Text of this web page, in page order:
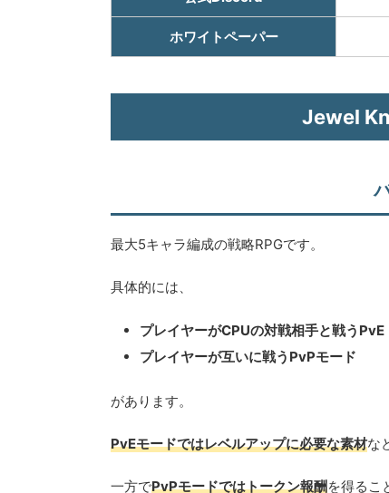
ホワイトペーパー
Jewel
最大5キャラ編成の戦略RPGです。
具体的には、
プレイヤーがCPUの対戦相手と戦うPvE
プレイヤーが互いに戦うPvPモード
があります。
PvEモードではレベルアップに必要な素材な
一方でPvPモードではトークン報酬を得るこ